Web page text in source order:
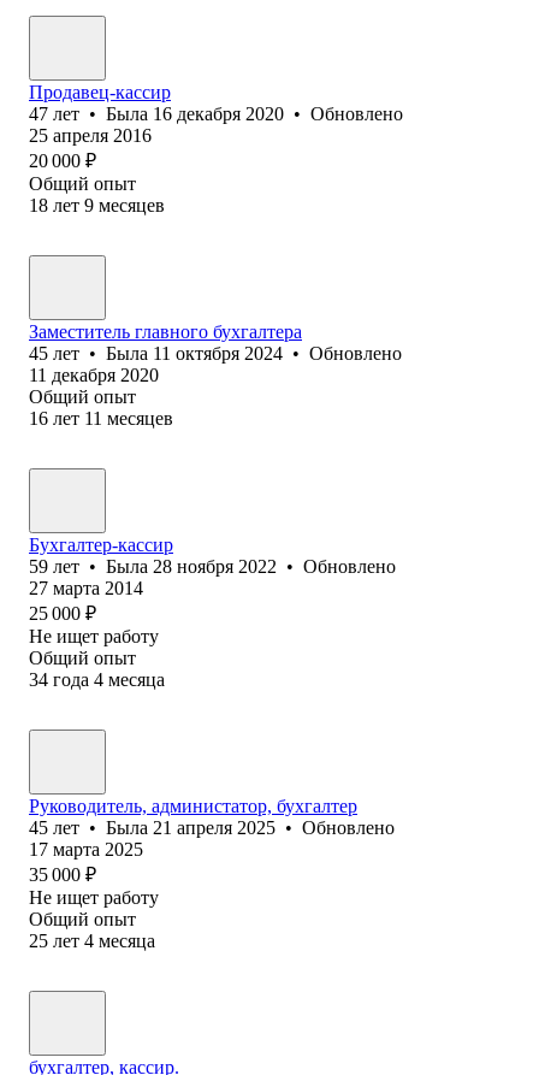
Продавец-кассир
47 лет • Была 16 декабря 2020 • Обновлено
25 апреля 2016
20 000 ₽
Общий опыт
18 лет 9 месяцев
Заместитель главного бухгалтера
45 лет • Была 11 октября 2024 • Обновлено
11 декабря 2020
Общий опыт
16 лет 11 месяцев
Бухгалтер-кассир
59 лет • Была 28 ноября 2022 • Обновлено
27 марта 2014
25 000 ₽
Не ищет работу
Общий опыт
34 года 4 месяца
Руководитель, администатор, бухгалтер
45 лет • Была 21 апреля 2025 • Обновлено
17 марта 2025
35 000 ₽
Не ищет работу
Общий опыт
25 лет 4 месяца
бухгалтер, кассир.